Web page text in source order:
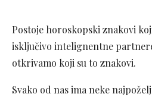
Postoje horoskopski znakovi
isključivo intelignentne
otkrivamo koji su to znakovi.
Svako od nas ima neke